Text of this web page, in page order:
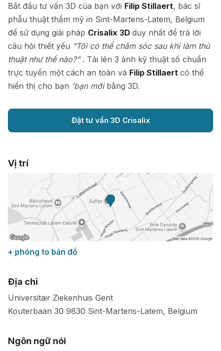
Bắt đầu tư vấn 3D của bạn với Filip Stillaert, bác sĩ
phẫu thuật thẩm mỹ in Sint-Martens-Latem, Belgium
để sử dụng giải pháp Crisalix 3D duy nhất để trả lời
câu hỏi thiết yếu "Tôi có thể chăm sóc sau khi làm thủ
thuật như thế nào?" . Tải lên 3 ảnh kỹ thuật số chuẩn
trực tuyến một cách an toàn và Filip Stillaert có thể
hiển thị cho bạn 'bạn mới bằng 3D.
Đặt tư vấn 3D Crisalix
Vị trí
+ phóng to bản đồ
Địa chỉ
Universitair Ziekenhuis Gent
Kouterbaan 30 9830 Sint-Martens-Latem, Belgium
Ngôn ngữ nói